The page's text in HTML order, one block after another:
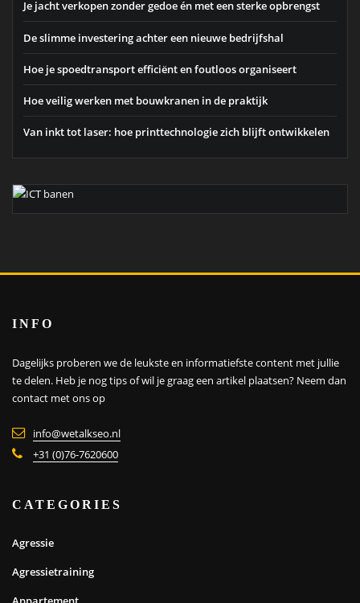
Je jacht verkopen zonder gedoe én met een sterke opbrengst
De slimme investering achter een nieuwe bedrijfshal
Hoe je spoedtransport efficiënt en foutloos organiseert
Hoe veilig werken met bouwkranen in de praktijk
Van inkt tot laser: hoe printtechnologie zich blijft ontwikkelen
INFO
Dagelijks proberen we de leukste en informatiefste content met jullie
te delen. Heb je nog tips of wil je graag een artikel plaatsen? Neem dan
contact met ons op
info@wetalkseo.nl
+31 (0)76-7620600
CATEGORIES
Agressie
Agressietraining